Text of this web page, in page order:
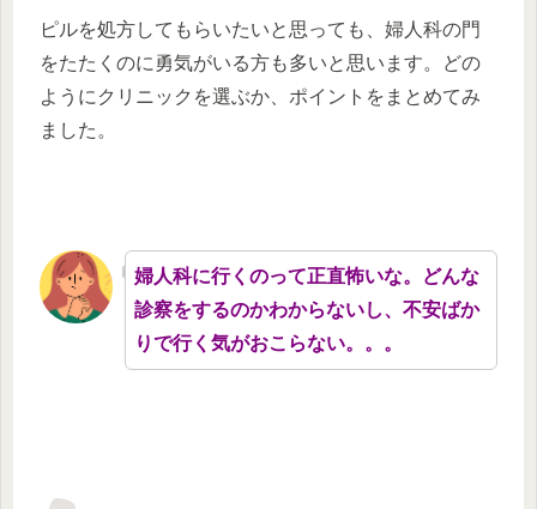
ピルを処方してもらいたいと思っても、婦人科の門
をたたくのに勇気がいる方も多いと思います。どの
ようにクリニックを選ぶか、ポイントをまとめてみ
ました。
婦人科に行くのって正直怖いな。どんな
診察をするのかわからないし、不安ばか
りで行く気がおこらない。。。